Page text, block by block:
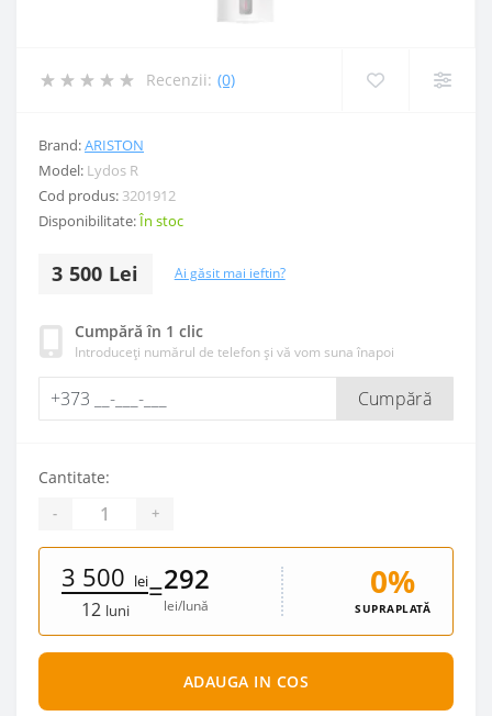
Recenzii: (0)
Brand:ARISTON
Model: Lydos R
Cod produs: 3201912
Disponibilitate:În stoc
3 500 Lei Ai găsit mai ieftin?
Cumpără în 1 clic
Introduceți numărul de telefon și vă vom suna înapoi
Cumpără
Cantitate:
- +
3 500 lei
12 luni
=292
lei/lună
0%
SUPRAPLATĂ
ADAUGA IN COS